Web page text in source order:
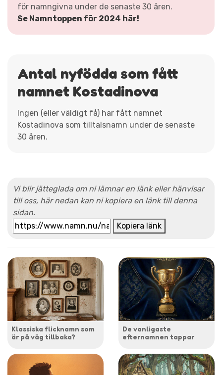
för namngivna under de senaste 30 åren.
Se Namntoppen för 2024 här!
Antal nyfödda som fått
namnet Kostadinova
Ingen (eller väldigt få) har fått namnet
Kostadinova som tilltalsnamn under de senaste
30 åren.
Vi blir jätteglada om ni lämnar en länk eller hänvisar
till oss, här nedan kan ni kopiera en länk till denna
sidan.
Kopiera länk
Klassiska flicknamn som
är på väg tillbaka?
De vanligaste
efternamnen tappar